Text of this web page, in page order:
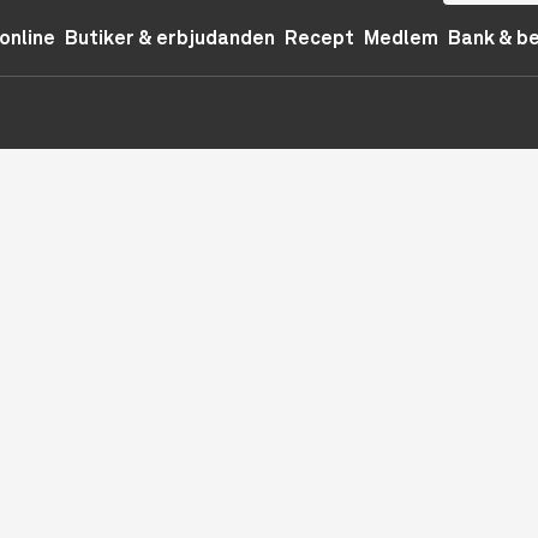
Butiker & erbjudanden Recept Medlem Bank &